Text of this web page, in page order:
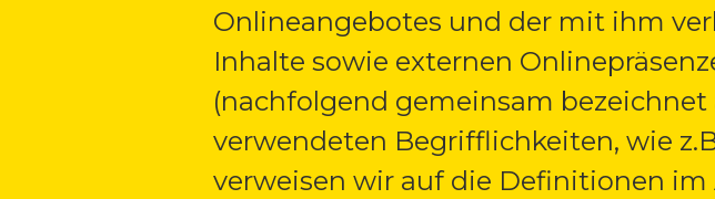
Onlineangebotes und der mit ihm
Inhalte sowie externen
(nachfolgend gemeinsam
verwendeten Begrifflichkeiten, wie
verweisen wir auf die Definitionen